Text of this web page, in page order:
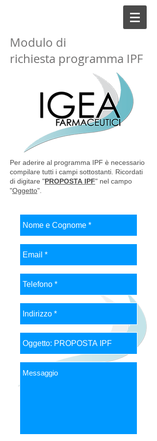
Modulo di
richiesta programma IPF
Per aderire al programma IPF è necessario
compilare tutti i campi sottostanti. Ricordati
di digitare "PROPOSTA IPF" nel campo
"Oggetto".